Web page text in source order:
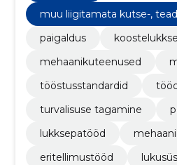
muu liigitamata kutse-,
tegevus
paigaldus
mehaanikuteenused
tööstusstandardid
turvalisuse tagamine
lukksepatööd
eritellimustööd